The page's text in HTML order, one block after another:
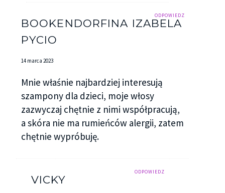
ODPOWIEDZ
BOOKENDORFINA IZABELA
PYCIO
14 marca 2023
Mnie właśnie najbardziej interesują
szampony dla dzieci, moje włosy
zazwyczaj chętnie z nimi współpracują,
a skóra nie ma rumieńców alergii, zatem
chętnie wypróbuję.
ODPOWIEDZ
VICKY